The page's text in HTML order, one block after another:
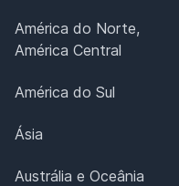
América do Norte,
América Central
América do Sul
Ásia
Austrália e Oceânia